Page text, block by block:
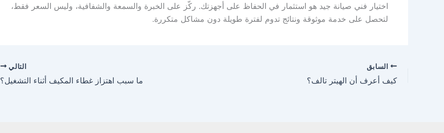
اختيار فني صيانة جيد هو استثمار في الحفاظ على أجهزتك. ركّز على الخبرة والسمعة والشفافية، وليس السعر فقط،
لتحصل على خدمة موثوقة ونتائج تدوم لفترة طويلة دون مشاكل متكررة.
السابق
كيف أعرف أن الهيتر تالف؟
التالي
ما سبب اهتزاز غطاء المكيف أثناء التشغيل؟